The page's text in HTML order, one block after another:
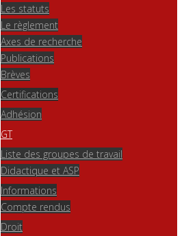
Les statuts
Le règlement
Axes de recherche
Publications
Brèves
Certifications
Adhésion
GT
Liste des groupes de travail
Didactique et ASP
Informations
Compte rendus
Droit